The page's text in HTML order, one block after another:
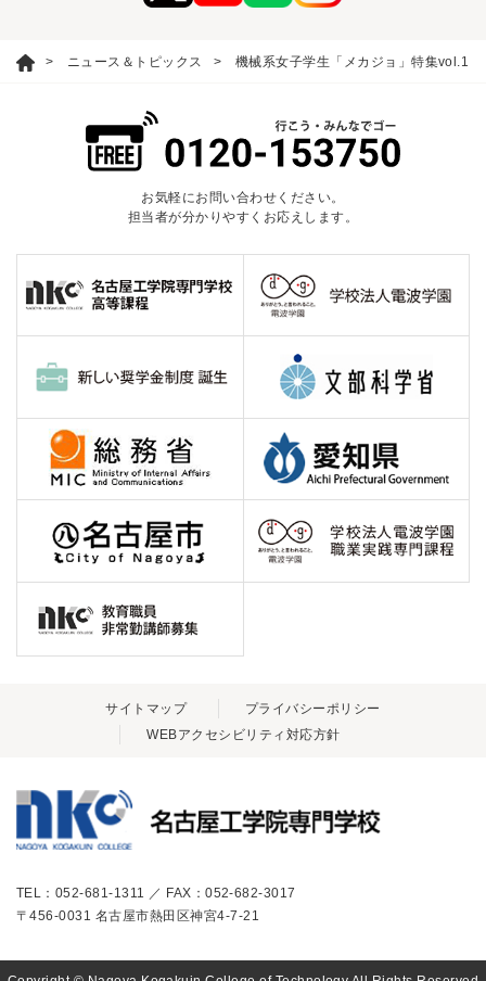
ニュース＆トピックス 機械系女子学生「メカジョ」特集vol.1
お気軽にお問い合わせください。
担当者が分かりやすくお応えします。
サイトマップ
プライバシーポリシー
WEBアクセシビリティ対応方針
TEL：052-681-1311 ／ FAX：052-682-3017
〒456-0031 名古屋市熱田区神宮4-7-21